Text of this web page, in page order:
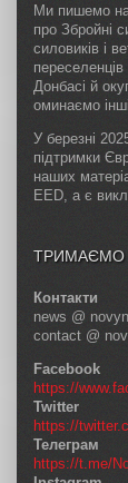
Ми пишемо
про Збройні
силовиків і
Донбасі й
оминаємо інші
У березні
підтримки
наших
EED, а є
ТРИМАЄМО
Контакти
news @
contact @
Facebook
https://
Twitter
https://
Телеграм
https://t.me/